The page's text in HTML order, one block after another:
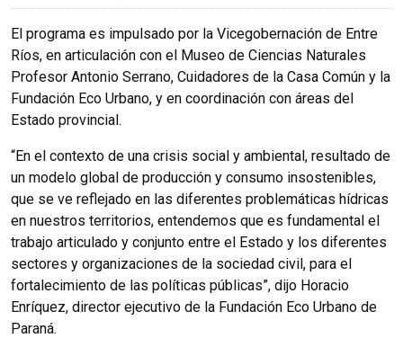
El programa es impulsado por la Vicegobernación de Entre
Ríos, en articulación con el Museo de Ciencias Naturales
Profesor Antonio Serrano, Cuidadores de la Casa Común y la
Fundación Eco Urbano, y en coordinación con áreas del
Estado provincial.
“En el contexto de una crisis social y ambiental, resultado de
un modelo global de producción y consumo insostenibles,
que se ve reflejado en las diferentes problemáticas hídricas
en nuestros territorios, entendemos que es fundamental el
trabajo articulado y conjunto entre el Estado y los diferentes
sectores y organizaciones de la sociedad civil, para el
fortalecimiento de las políticas públicas”, dijo Horacio
Enríquez, director ejecutivo de la Fundación Eco Urbano de
Paraná.